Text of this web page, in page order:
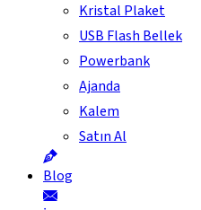
Kristal Plaket
USB Flash Bellek
Powerbank
Ajanda
Kalem
Satın Al
Blog